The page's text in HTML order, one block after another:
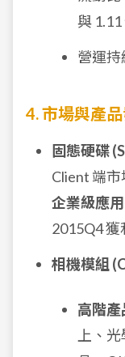
與
營運持
4. 市場與產
固態硬碟
Client 端市
企業級應用
2015Q4 獲
相機模組
高階產
上、